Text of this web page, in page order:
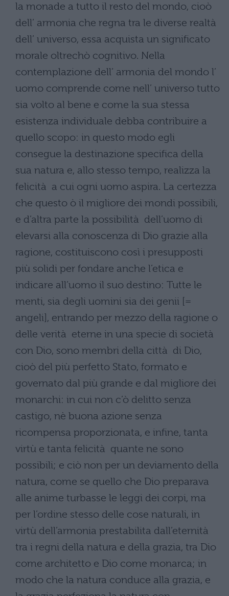
la monade a tutto il resto del mondo, cioò
dell’ armonia che regna tra le diverse realtà
dell’ universo, essa acquista un significato
morale oltrechò cognitivo. Nella
contemplazione dell’ armonia del mondo l’
uomo comprende come nell’ universo tutto
sia volto al bene e come la sua stessa
esistenza individuale debba contribuire a
quello scopo: in questo modo egli
consegue la destinazione specifica della
sua natura e, allo stesso tempo, realizza la
felicità a cui ogni uomo aspira. La certezza
che questo ò il migliore dei mondi possibili,
e d’altra parte la possibilità dell’uomo di
elevarsi alla conoscenza di Dio grazie alla
ragione, costituiscono così i presupposti
più solidi per fondare anche l’etica e
indicare all’uomo il suo destino: Tutte le
menti, sia degli uomini sia dei genii [=
angeli], entrando per mezzo della ragione o
delle verità eterne in una specie di società
con Dio, sono membri della città di Dio,
cioò del più perfetto Stato, formato e
governato dal più grande e dal migliore dei
monarchi: in cui non c’ò delitto senza
castigo, nè buona azione senza
ricompensa proporzionata, e infine, tanta
virtù e tanta felicità quante ne sono
possibili; e ciò non per un deviamento della
natura, come se quello che Dio preparava
alle anime turbasse le leggi dei corpi, ma
per l’ordine stesso delle cose naturali, in
virtù dell’armonia prestabilita dall’eternità
tra i regni della natura e della grazia, tra Dio
come architetto e Dio come monarca; in
modo che la natura conduce alla grazia, e